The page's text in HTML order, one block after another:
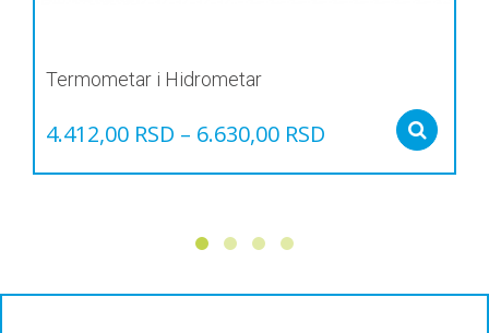
Termometar i Hidrometar
4.412,00 RSD – 6.630,00 RSD
могу